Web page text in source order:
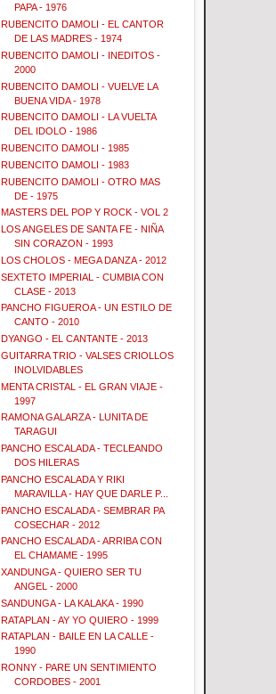
PAPA - 1976
RUBENCITO DAMOLI - EL CANTOR
DE LAS MADRES - 1974
RUBENCITO DAMOLI - INEDITOS -
2000
RUBENCITO DAMOLI - VUELVE LA
BUENA VIDA - 1978
RUBENCITO DAMOLI - LA VUELTA
DEL IDOLO - 1986
RUBENCITO DAMOLI - 1985
RUBENCITO DAMOLI - 1983
RUBENCITO DAMOLI - OTRO MAS
DE - 1975
MASTERS DEL POP Y ROCK - VOL 2
LOS ANGELES DE SANTA FE - NIÑA
SIN CORAZON - 1993
LOS CHOLOS - MEGA DANZA - 2012
SEXTETO IMPERIAL - CUMBIA CON
CLASE - 2013
PANCHO FIGUEROA - UN ESTILO DE
CANTO - 2010
DYANGO - EL CANTANTE - 2013
GUITARRA TRIO - VALSES CRIOLLOS
INOLVIDABLES
MENTA CRISTAL - EL GRAN VIAJE -
1997
RAMONA GALARZA - LUNITA DE
TARAGUI
PANCHO ESCALADA - TECLEANDO
DOS HILERAS
PANCHO ESCALADA Y RIKI
MARAVILLA - HAY QUE DARLE P...
PANCHO ESCALADA - SEMBRAR PA
COSECHAR - 2012
PANCHO ESCALADA - ARRIBA CON
EL CHAMAME - 1995
XANDUNGA - QUIERO SER TU
ANGEL - 2000
SANDUNGA - LA KALAKA - 1990
RATAPLAN - AY YO QUIERO - 1999
RATAPLAN - BAILE EN LA CALLE -
1990
RONNY - PARE UN SENTIMIENTO
CORDOBES - 2001